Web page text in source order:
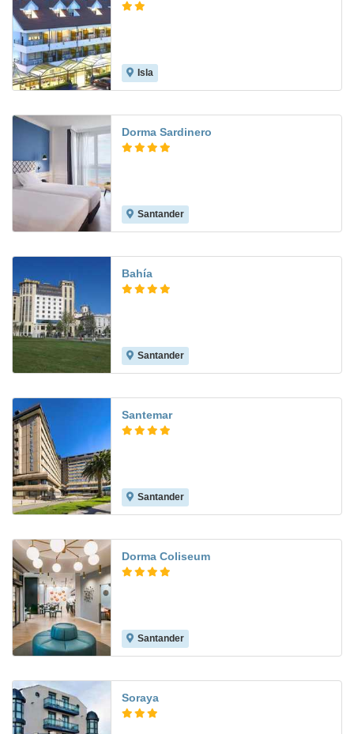
Isla
Dorma Sardinero
Santander
Bahía
Santander
Santemar
Santander
Dorma Coliseum
Santander
Soraya